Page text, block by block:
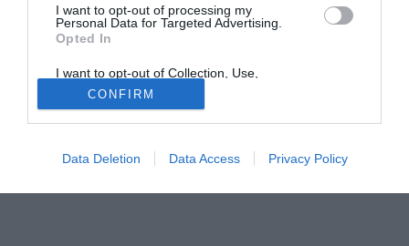
I want to opt-out of processing my
Personal Data for Targeted Advertising.
Opted In
I want to opt-out of Collection, Use,
Retention, Sale, and/or Sharing of my
Personal Data that Is Unrelated with the
Purposes for which it was collected.
Opted Out
CONFIRM
Data Deletion Data Access Privacy Policy
Tutte le partite di Serie A della tua squadra. Attiva l’Offerta di
TIMVISION con DAZN!